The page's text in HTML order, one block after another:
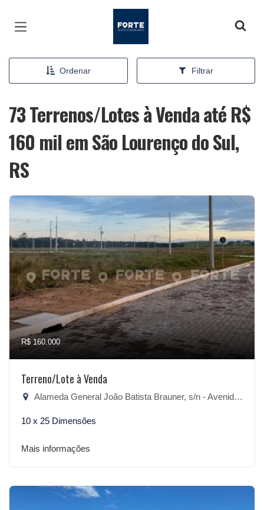
Ordenar Filtrar
73 Terrenos/Lotes à Venda até R$
160 mil em São Lourenço do Sul,
RS
R$ 160.000
Terreno/Lote à Venda
Alameda General João Batista Brauner, s/n - Avenida, São Lourenço do Sul-RS
10 x 25 Dimensões
Mais informações